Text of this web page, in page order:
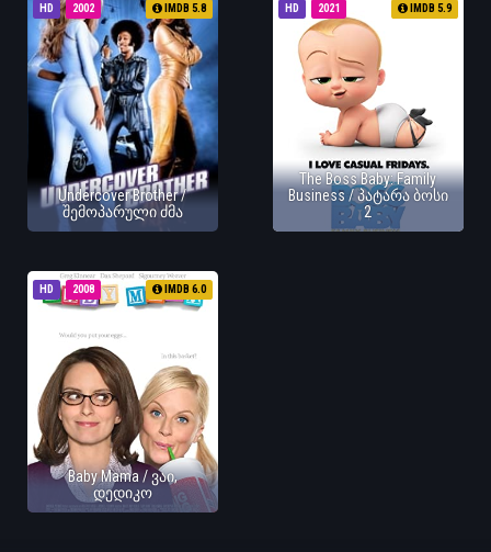
HD 2002 IMDB 5.8
Undercover Brother /
შემოპარული ძმა
HD 2021 IMDB 5.9
The Boss Baby: Family
Business / პატარა ბოსი
2
HD 2008 IMDB 6.0
Baby Mama / ვაი,
დედიკო